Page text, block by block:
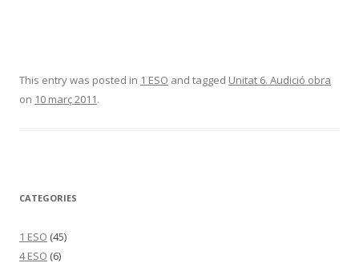
This entry was posted in 1 ESO and tagged Unitat 6. Audició obra
on 10 març 2011.
CATEGORIES
1 ESO (45)
4 ESO (6)